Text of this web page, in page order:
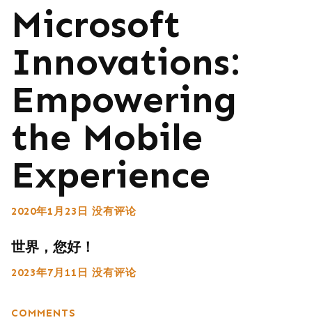
Microsoft
Innovations:
Empowering
the Mobile
Experience
2020年1月23日 没有评论
世界，您好！
2023年7月11日 没有评论
COMMENTS